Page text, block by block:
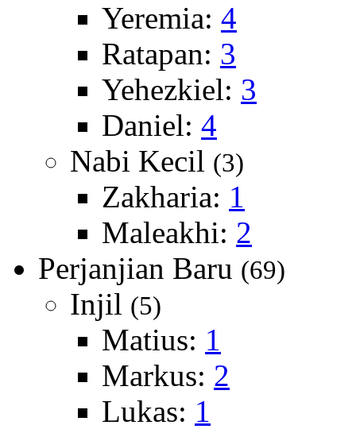
Yeremia: 4
Ratapan: 3
Yehezkiel: 3
Daniel: 4
Nabi Kecil (3)
Zakharia: 1
Maleakhi: 2
Perjanjian Baru (69)
Injil (5)
Matius: 1
Markus: 2
Lukas: 1